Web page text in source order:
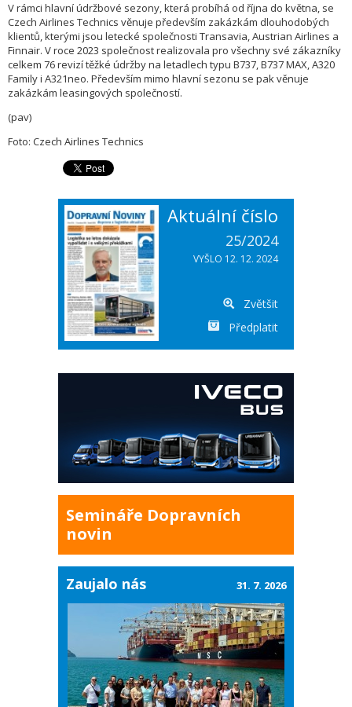
V rámci hlavní údržbové sezony, která probíhá od října do května, se
Czech Airlines Technics věnuje především zakázkám dlouhodobých
klientů, kterými jsou letecké společnosti Transavia, Austrian Airlines a
Finnair. V roce 2023 společnost realizovala pro všechny své zákazníky
celkem 76 revizí těžké údržby na letadlech typu B737, B737 MAX, A320
Family i A321neo. Především mimo hlavní sezonu se pak věnuje
zakázkám leasingových společností.
(pav)
Foto: Czech Airlines Technics
Aktuální číslo
25/2024
VYŠLO 12. 12. 2024
Zvětšit
Předplatit
Semináře Dopravních
novin
Zaujalo nás 31. 7. 2026